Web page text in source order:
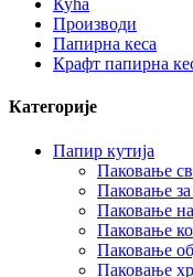
Кућа
Производи
Папирна кеса
Крафт папирна
Категорије
Папир кутија
Паковање
Паковање
Паковање
Паковање
Паковање
Паковање